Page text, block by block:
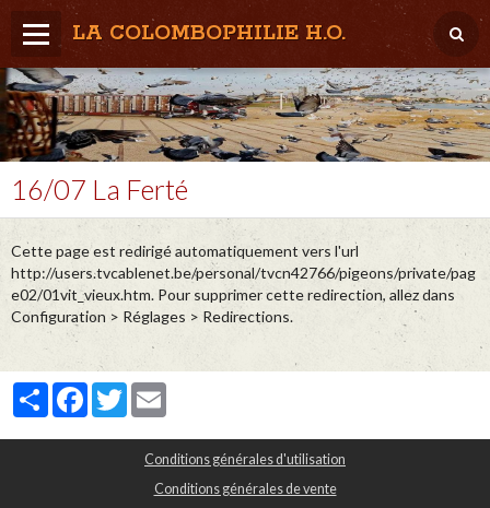
LA COLOMBOPHILIE H.O.
Home
Météo / Het weer
Lâcher / Los
Result. clubs, Provincial, (Inter)National
RFCB / KBDB
16/07 La Ferté
Cette page est redirigé automatiquement vers l'url
http://users.tvcablenet.be/personal/tvcn42766/pigeons/private/pag
e02/01vit_vieux.htm. Pour supprimer cette redirection, allez dans
Configuration > Réglages > Redirections.
PartagerFacebook
Twitter
Conditions générales d'utilisation
Conditions générales de vente